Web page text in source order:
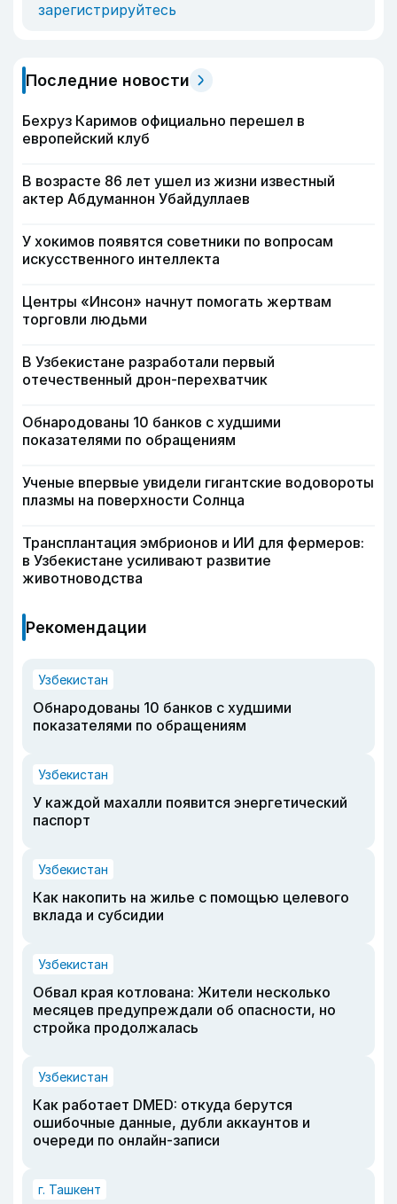
зарегистрируйтесь
Последние новости
Бехруз Каримов официально перешел в
европейский клуб
В возрасте 86 лет ушел из жизни известный
актер Абдуманнон Убайдуллаев
У хокимов появятся советники по вопросам
искусственного интеллекта
Центры «Инсон» начнут помогать жертвам
торговли людьми
В Узбекистане разработали первый
отечественный дрон-перехватчик
Обнародованы 10 банков с худшими
показателями по обращениям
Ученые впервые увидели гигантские водовороты
плазмы на поверхности Солнца
Трансплантация эмбрионов и ИИ для фермеров:
в Узбекистане усиливают развитие
животноводства
Рекомендации
Узбекистан
Обнародованы 10 банков с худшими
показателями по обращениям
Узбекистан
У каждой махалли появится энергетический
паспорт
Узбекистан
Как накопить на жилье с помощью целевого
вклада и субсидии
Узбекистан
Обвал края котлована: Жители несколько
месяцев предупреждали об опасности, но
стройка продолжалась
Узбекистан
Как работает DMED: откуда берутся
ошибочные данные, дубли аккаунтов и
очереди по онлайн-записи
г. Ташкент